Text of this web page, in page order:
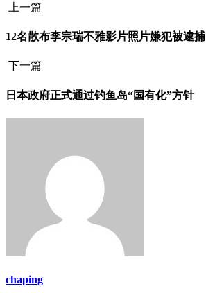
上一篇
12名散布李宗瑞不雅影片照片嫌犯被逮捕
下一篇
日本政府正式通过钓鱼岛“国有化”方针
chaping